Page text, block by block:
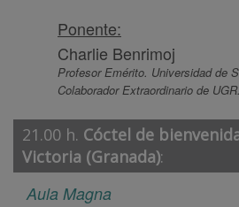
Ponente:
Charlie Benrimoj
Profesor Emérito. Universidad de
Colaborador Extraordinario de UGR.
21.00 h. Cóctel de
Victoria (Granada):
Aula Magna